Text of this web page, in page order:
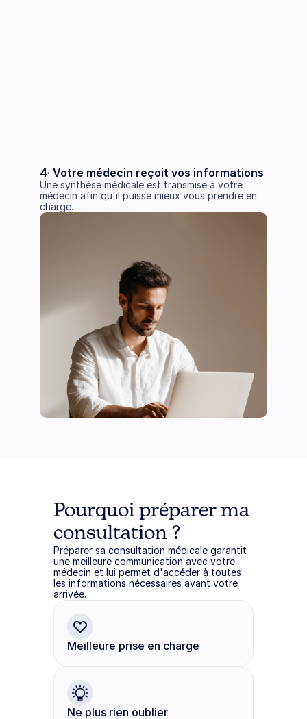
4· Votre médecin reçoit vos informations
Une synthèse médicale est transmise à votre
médecin afin qu'il puisse mieux vous prendre en
charge.
Pourquoi préparer ma
consultation ?
Préparer sa consultation médicale garantit
une meilleure communication avec votre
médecin et lui permet d'accéder à toutes
les informations nécessaires avant votre
arrivée.
Meilleure prise en charge
Ne plus rien oublier